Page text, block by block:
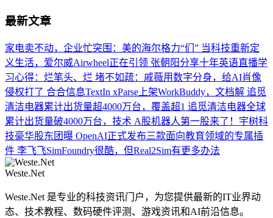
最新文章
家电卖不动，企业忙突围：美的海尔格力“们” 当科技重新定
义生活，爱尔威Airwheel正在引领 张朝阳分享十年英语直播学
习心得：烂笔头、烂 堵不如疏：戚薇用数字分身，给AI肖像
侵权打了 合合信息TextIn xParse上架WorkBuddy，文档解 追觅
清洁电器累计出货量超4000万台，覆盖超1 追觅清洁电器全球
累计出货量破4000万台，技术 A股机器人第一股来了！宇树科
技豪华股东团曝 OpenAI正式发布三款面向教育领域的专属插
件 李飞飞SimFoundry很酷，但Real2Sim有更多办法
Weste.Net
Weste.Net 是专业的科技资讯门户，为您提供最新的IT业界动
态、技术教程、数码硬件评测、游戏资讯和AI前沿信息。